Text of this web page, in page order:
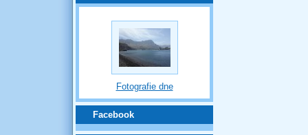
Fotografie dne
Facebook